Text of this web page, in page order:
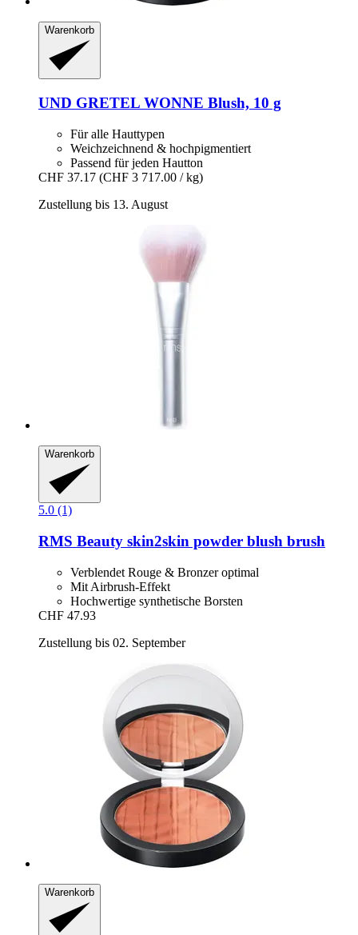
Warenkorb
UND GRETEL WONNE Blush, 10 g
Für alle Hauttypen
Weichzeichnend & hochpigmentiert
Passend für jeden Hautton
CHF 37.17 (CHF 3 717.00 / kg)
Zustellung bis 13. August
Warenkorb
5.0 (1)
RMS Beauty skin2skin powder blush brush
Verblendet Rouge & Bronzer optimal
Mit Airbrush-Effekt
Hochwertige synthetische Borsten
CHF 47.93
Zustellung bis 02. September
Warenkorb